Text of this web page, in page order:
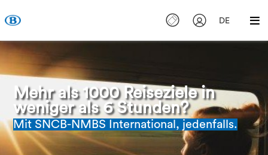
DE
Mehr als 1000 Reiseziele in
weniger als 6 Stunden?
Mit SNCB-NMBS International, jedenfalls.